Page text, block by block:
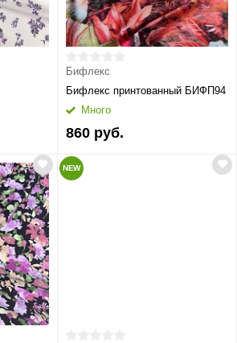
Бифлекс
Бифлекс принтованный БИФП94
Много
860 руб.
NEW